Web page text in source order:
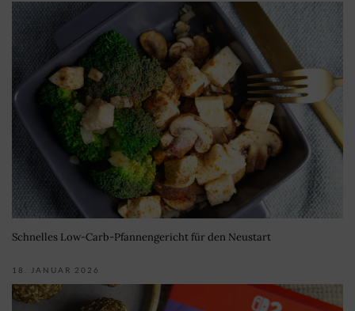
Schnelles Low-Carb-Pfannengericht für den Neustart
18. JANUAR 2026